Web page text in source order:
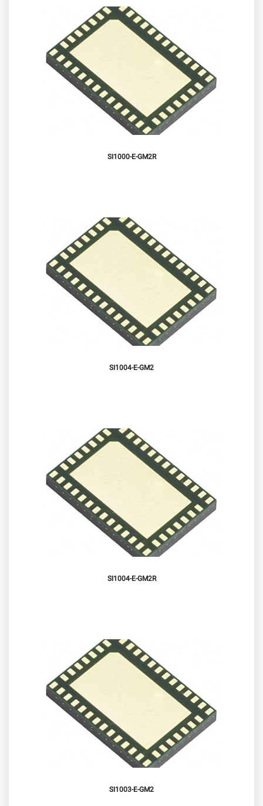
SI1000-E-GM2R
SI1004-E-GM2
SI1004-E-GM2R
SI1003-E-GM2